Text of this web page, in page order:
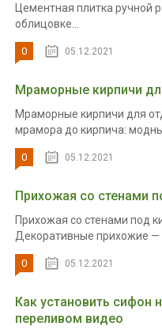
Цементная плитка ручной
облицовке...
0 05.12.2021
Мраморные кирпичи
Мраморные кирпичи для
мрамора до кирпича:
0 05.12.2021
Прихожая со стенами
Прихожая со стенами под
Декоративные прихожие —
0 05.12.2021
Как установить сифон
переливом видео